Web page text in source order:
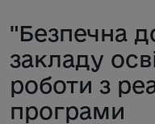
"Безпечна
закладу
роботи з
програми